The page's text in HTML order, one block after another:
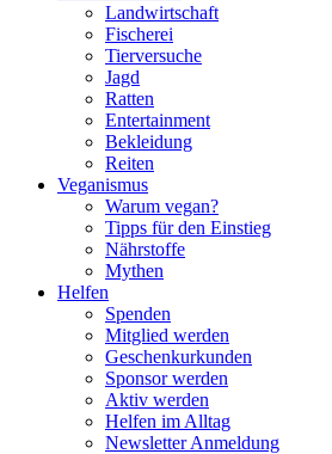
Landwirtschaft
Fischerei
Tierversuche
Jagd
Ratten
Entertainment
Bekleidung
Reiten
Veganismus
Warum vegan?
Tipps für den Einstieg
Nährstoffe
Mythen
Helfen
Spenden
Mitglied werden
Geschenkurkunden
Sponsor werden
Aktiv werden
Helfen im Alltag
Newsletter Anmeldung